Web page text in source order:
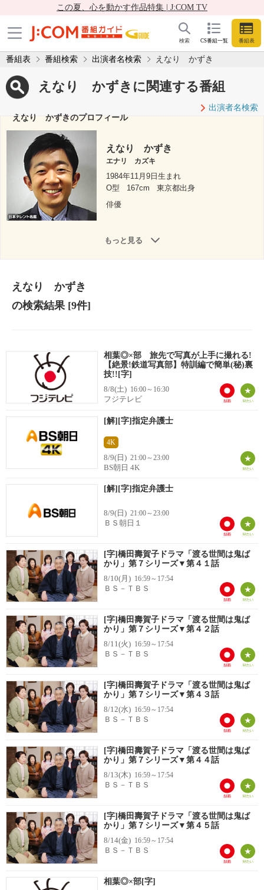
この夏、心を動かす作品特集 | J:COM TV
CS番組一覧 番組表
検索
番組表 番組検索 出演者名検索 えなり かずき
えなり かずきに関連する番組
出演者名検索
えなり かずきのプロフィール
えなり かずき
エナリ カズキ
1984年11月9日生まれ
O型
167cm
東京都出身
俳優
もっと見る
えなり かずき
の検索結果[9件]
相葉◎×部 旅先で写真が上手に撮れる!
【絶景!鉄道写真部】特訓編で簡単(秘)裏
技!![字]
8/8(土) 16:00～16:30
フジテレビ
[解][字]指定弁護士
4K
8/9(日) 21:00～23:00
BS朝日 4K
[解][字]指定弁護士
8/9(日) 21:00～23:00
ＢＳ朝日１
[字]橋田壽賀子ドラマ「渡る世間は鬼ば
かり」第７シリーズ▼第４１話
8/10(月) 16:59～17:54
ＢＳ－ＴＢＳ
[字]橋田壽賀子ドラマ「渡る世間は鬼ば
かり」第７シリーズ▼第４２話
8/11(火) 16:59～17:54
ＢＳ－ＴＢＳ
[字]橋田壽賀子ドラマ「渡る世間は鬼ば
かり」第７シリーズ▼第４３話
8/12(水) 16:59～17:54
ＢＳ－ＴＢＳ
[字]橋田壽賀子ドラマ「渡る世間は鬼ば
かり」第７シリーズ▼第４４話
8/13(木) 16:59～17:54
ＢＳ－ＴＢＳ
[字]橋田壽賀子ドラマ「渡る世間は鬼ば
かり」第７シリーズ▼第４５話
8/14(金) 16:59～17:54
ＢＳ－ＴＢＳ
相葉◎×部[字]